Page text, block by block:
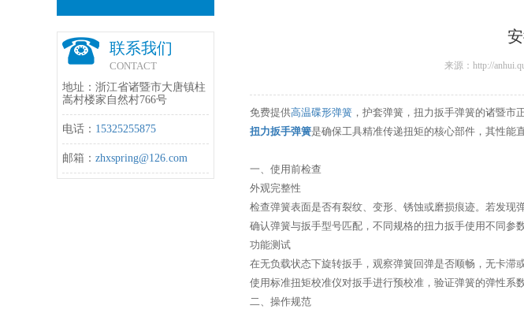
联系我们
CONTACT
地址：浙江省诸暨市大唐镇柱
嵩村楼家自然村766号
电话： 15325255875
邮箱： zhxspring@126.com
来源：http://
免费提供高温碟形弹簧，护套弹簧，扭力扳手弹簧的诸暨市
扭力扳手弹簧是确保工具精准传递扭矩的核心部件，其性能
一、使用前检查
外观完整性
检查弹簧表面是否有裂纹、变形、锈蚀或磨损痕迹。若发现
确认弹簧与扳手型号匹配，不同规格的扭力扳手使用不同参
功能测试
在无负载状态下旋转扳手，观察弹簧回弹是否顺畅，无卡滞
使用标准扭矩校准仪对扳手进行预校准，验证弹簧的弹性系
二、操作规范